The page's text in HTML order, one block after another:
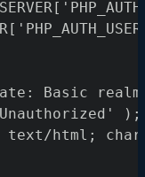
Basic
);
html;